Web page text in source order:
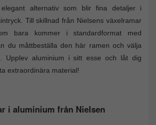
alternativ som blir fina detaljer i
Till skillnad från Nielsens växelramar
bara kommer i standardformat med
du måttbeställa den här ramen och välja
Upplev aluminium i sitt esse och låt dig
extraordinära material!
i aluminium från Nielsen